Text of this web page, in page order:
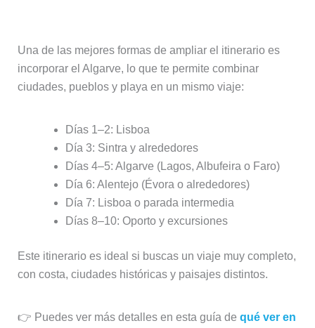
Una de las mejores formas de ampliar el itinerario es
incorporar el Algarve, lo que te permite combinar
ciudades, pueblos y playa en un mismo viaje:
Días 1–2: Lisboa
Día 3: Sintra y alrededores
Días 4–5: Algarve (Lagos, Albufeira o Faro)
Día 6: Alentejo (Évora o alrededores)
Día 7: Lisboa o parada intermedia
Días 8–10: Oporto y excursiones
Este itinerario es ideal si buscas un viaje muy completo,
con costa, ciudades históricas y paisajes distintos.
👉 Puedes ver más detalles en esta guía de qué ver en